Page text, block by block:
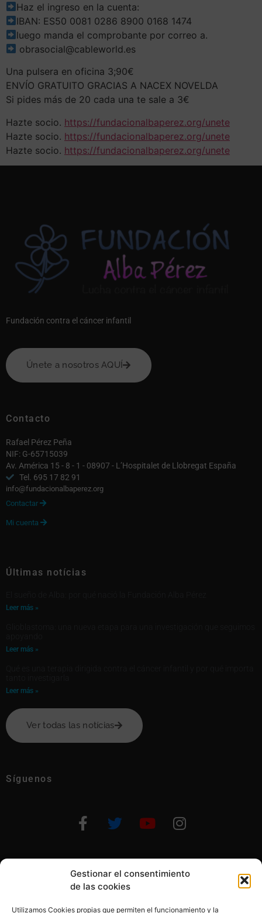
Gestionar el consentimiento
de las cookies
Utilizamos Cookies propias que permiten el funcionamiento y la
Haz el ingreso en la cuenta:
IBAN: ES50 0081 0286 8900 0168 1474
luego manda el comprobante por correo a.
obrasocial@cableworld.es
Una pulsera en oficina 3;90€
ENVÍO GRATUITO GRACIAS A NACEX NOVELDA
Si pides más de 20 cada una te sale a 3€
Hazte socio. https://fundacionalbaperez.org/unete
Hazte socio. https://fundacionalbaperez.org/unete
Hazte socio. https://fundacionalbaperez.org/unete
Fundación contra el cáncer infantil
Únete a nosotros AQUÍ
Contacto
Rafael Pérez Peña
NIF: G-65715039
Av. América 15 - 8 - 1 - 08907 - L’Hospitalet de Llobregat España
Tel. 695 17 82 91
info@fundacionalbaperez.org
Contactar 
Mi cuenta 
Últimas notícias
Leer más »
Leer más »
Leer más »
Ver todas las notícias
Síguenos
Otras formas de ayudar